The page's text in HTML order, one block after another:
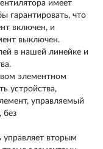
имеет
гарантировать, что
включен, и
выключен.
в нашей линейке и
элементном
устройства,
управляемый
без
управляет вторым